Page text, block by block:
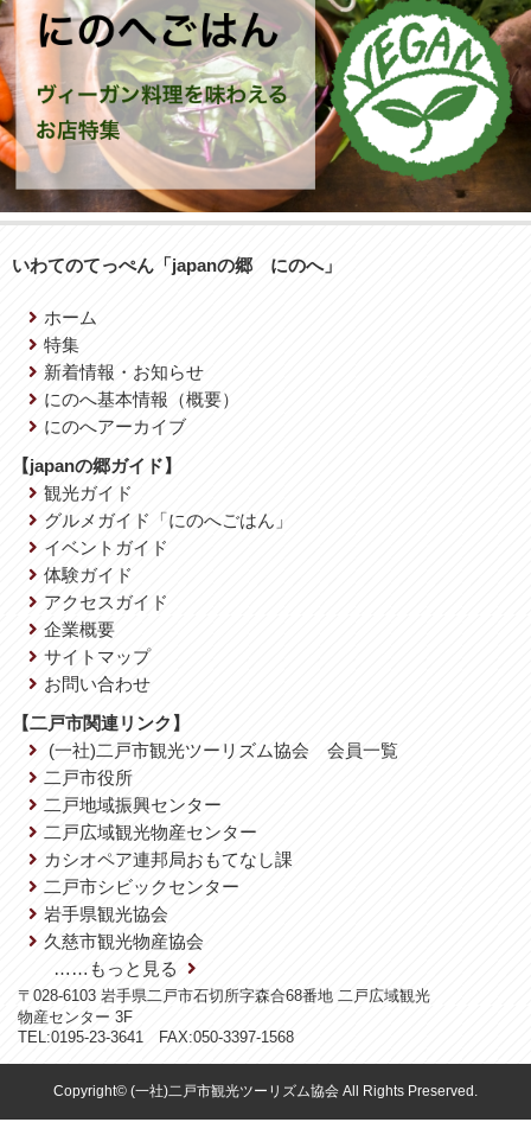
いわてのてっぺん「japanの郷 にのへ」
ホーム
特集
新着情報・お知らせ
にのへ基本情報（概要）
にのへアーカイブ
【japanの郷ガイド】
観光ガイド
グルメガイド「にのへごはん」
イベントガイド
体験ガイド
アクセスガイド
企業概要
サイトマップ
お問い合わせ
【二戸市関連リンク】
(一社)二戸市観光ツーリズム協会 会員一覧
二戸市役所
二戸地域振興センター
二戸広域観光物産センター
カシオペア連邦局おもてなし課
二戸市シビックセンター
岩手県観光協会
久慈市観光物産協会
……もっと見る
〒028-6103 岩手県二戸市石切所字森合68番地 二戸広域観光
物産センター 3F
TEL:0195-23-3641 FAX:050-3397-1568
Copyright© (一社)二戸市観光ツーリズム協会 All Rights Preserved.